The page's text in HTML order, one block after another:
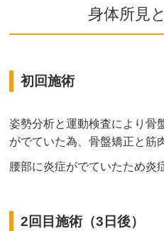
身体所見
初回施術
姿勢分析と運動検査により骨
がでていた為、骨盤矯正と筋
腰部に炎症がでていたため炎
2回目施術（3日後）